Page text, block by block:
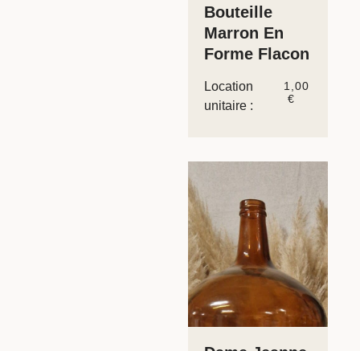
Bouteille
Marron En
Forme Flacon
Location
unitaire :
1,00
€